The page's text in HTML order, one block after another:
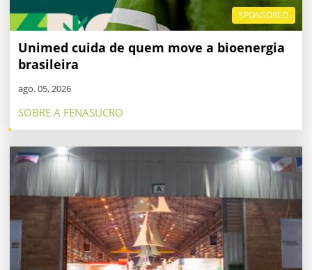
SPONSORED
Unimed cuida de quem move a bioenergia
brasileira
ago. 05, 2026
SOBRE A FENASUCRO